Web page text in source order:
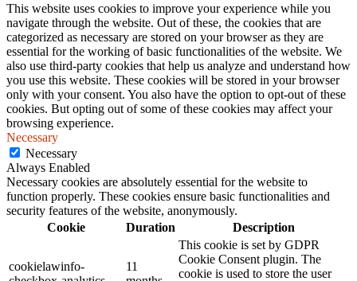
This website uses cookies to improve your experience while you
navigate through the website. Out of these, the cookies that are
categorized as necessary are stored on your browser as they are
essential for the working of basic functionalities of the website. We
also use third-party cookies that help us analyze and understand how
you use this website. These cookies will be stored in your browser
only with your consent. You also have the option to opt-out of these
cookies. But opting out of some of these cookies may affect your
browsing experience.
Necessary
Necessary
Always Enabled
Necessary cookies are absolutely essential for the website to
function properly. These cookies ensure basic functionalities and
security features of the website, anonymously.
Cookie
Duration Description
cookielawinfo-
11
This cookie is set by GDPR
Cookie Consent plugin. The
cookie is used to store the user